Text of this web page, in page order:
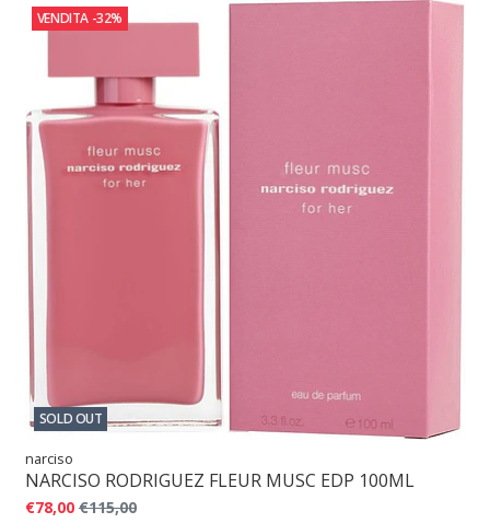
VENDITA -32%
SOLD OUT
narciso
NARCISO RODRIGUEZ FLEUR MUSC EDP 100ML
€78,00 €115,00